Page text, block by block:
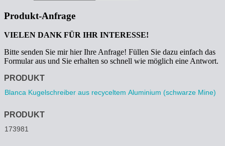
Produkt-Anfrage
VIELEN DANK FÜR IHR INTERESSE!
Bitte senden Sie mir hier Ihre Anfrage! Füllen Sie dazu einfach das
Formular aus und Sie erhalten so schnell wie möglich eine Antwort.
Anfrage
PRODUKT
PRODUKT